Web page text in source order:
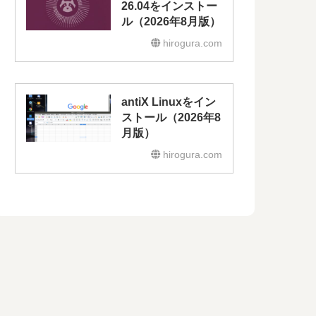
26.04をインストー
ル（2026年8月版）
hirogura.com
antiX Linuxをイン
ストール（2026年8
月版）
hirogura.com